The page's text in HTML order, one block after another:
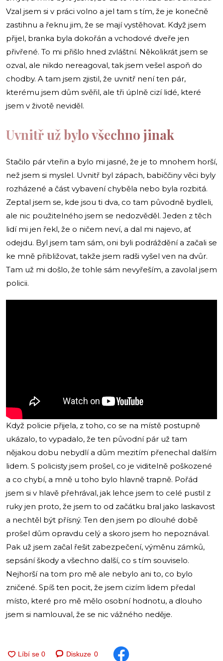
Vzal jsem si v práci volno a jel tam s tím, že je konečně
zastihnu a řeknu jim, že se mají vystěhovat. Když jsem
přijel, branka byla dokořán a vchodové dveře jen
přivřené. To mi přišlo hned zvláštní. Několikrát jsem se
ozval, ale nikdo nereagoval, tak jsem vešel aspoň do
chodby. A tam jsem zjistil, že uvnitř není ten pár,
kterému jsem dům svěřil, ale tři úplně cizí lidé, které
jsem v životě neviděl.
Uvnitř už bylo všechno jinak
Stačilo pár vteřin a bylo mi jasné, že je to mnohem horší,
než jsem si myslel. Uvnitř byl zápach, babiččiny věci byly
rozházené a část vybavení chyběla nebo byla rozbitá.
Zeptal jsem se, kde jsou ti dva, co tam původně bydleli,
ale nic použitelného jsem se nedozvěděl. Jeden z těch
lidí mi jen řekl, že o ničem neví, a dal mi najevo, ať
odejdu. Byl jsem tam sám, oni byli podráždění a začali se
ke mně přibližovat, takže jsem radši vyšel ven na dvůr.
Tam už mi došlo, že tohle sám nevyřeším, a zavolal jsem
policii.
Když policie přijela, z toho, co se na místě postupně
ukázalo, to vypadalo, že ten původní pár už tam
nějakou dobu nebydlí a dům mezitím přenechal dalším
lidem. S policisty jsem prošel, co je viditelně poškozené
a co chybí, a mně u toho bylo hlavně trapně. Pořád
jsem si v hlavě přehrával, jak lehce jsem to celé pustil z
ruky jen proto, že jsem to od začátku bral jako laskavost
a nechtěl být přísný. Ten den jsem po dlouhé době
prošel dům opravdu celý a skoro jsem ho nepoznával.
Pak už jsem začal řešit zabezpečení, výměnu zámků,
sepsání škody a všechno další, co s tím souviselo.
Nejhorší na tom pro mě ale nebylo ani to, co bylo
zničené. Spíš ten pocit, že jsem cizím lidem předal
místo, které pro mě mělo osobní hodnotu, a dlouho
jsem si namlouval, že se nic vážného neděje.
Diskuze 0